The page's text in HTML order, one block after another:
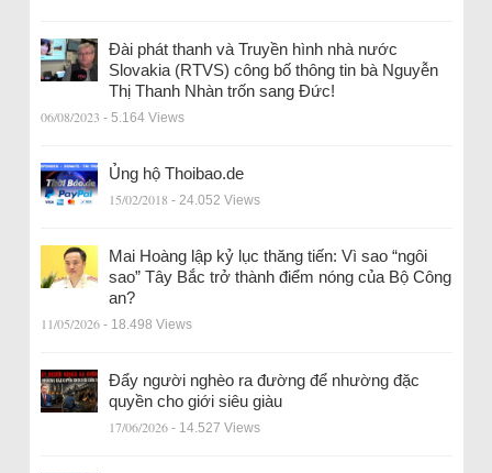
Đài phát thanh và Truyền hình nhà nước
Slovakia (RTVS) công bố thông tin bà Nguyễn
Thị Thanh Nhàn trốn sang Đức!
06/08/2023 - 5.164 Views
Ủng hộ Thoibao.de
15/02/2018 - 24.052 Views
Mai Hoàng lập kỷ lục thăng tiến: Vì sao “ngôi
sao” Tây Bắc trở thành điểm nóng của Bộ Công
an?
11/05/2026 - 18.498 Views
Đẩy người nghèo ra đường để nhường đặc
quyền cho giới siêu giàu
17/06/2026 - 14.527 Views